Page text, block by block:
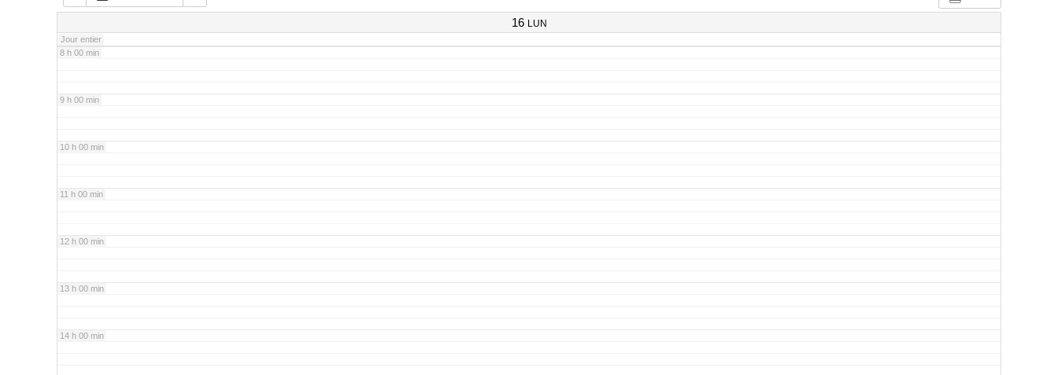
16 LUN
Jour entier
7 h 00 min
8 h 00 min
9 h 00 min
10 h 00 min
11 h 00 min
12 h 00 min
13 h 00 min
14 h 00 min